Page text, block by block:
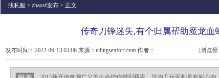
找私服 > zhaosf发布 > 正文
传奇刀锋迷失,有个归属帮助魔龙血
发布时间：2022-06-13 03:06 来源：ellingsenfort.com 作者：
ellingsenfort.com
[浏览